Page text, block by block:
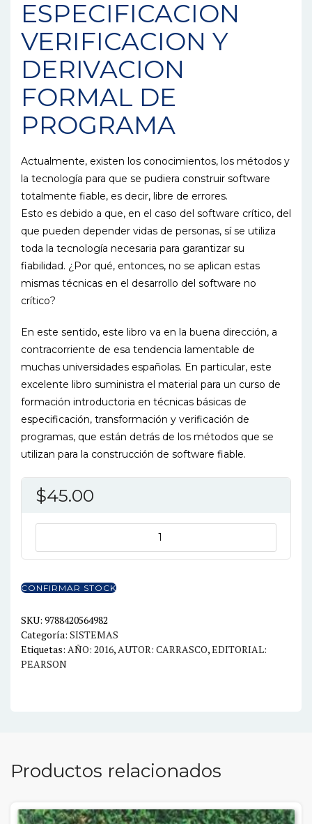
ESPECIFICACION
VERIFICACION Y
DERIVACION
FORMAL DE
PROGRAMA
Actualmente, existen los conocimientos, los métodos y
la tecnología para que se pudiera construir software
totalmente fiable, es decir, libre de errores.
Esto es debido a que, en el caso del software crítico, del
que pueden depender vidas de personas, sí se utiliza
toda la tecnología necesaria para garantizar su
fiabilidad. ¿Por qué, entonces, no se aplican estas
mismas técnicas en el desarrollo del software no
crítico?
En este sentido, este libro va en la buena dirección, a
contracorriente de esa tendencia lamentable de
muchas universidades españolas. En particular, este
excelente libro suministra el material para un curso de
formación introductoria en técnicas básicas de
especificación, transformación y verificación de
programas, que están detrás de los métodos que se
utilizan para la construcción de software fiable.
$45.00
DERIVACION
DE
PROGRAMA
cantidad
CONFIRMAR STOCK
SKU: 9788420564982
Categoría: SISTEMAS
Etiquetas: AÑO: 2016, AUTOR: CARRASCO,EDITORIAL:
PEARSON
Productos relacionados